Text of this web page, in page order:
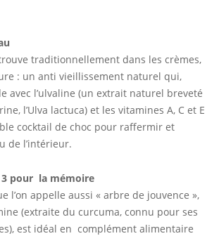
traditionnellement dans les crèmes,
: un anti vieillissement naturel qui,
avec l’ulvaline (un extrait naturel breveté
l’Ulva lactuca) et les vitamines A, C et E
cocktail de choc pour raffermir et
de l’intérieur.
3 pour la mémoire
l’on appelle aussi « arbre de jouvence »,
(extraite du curcuma, connu pour ses
est idéal en complément alimentaire